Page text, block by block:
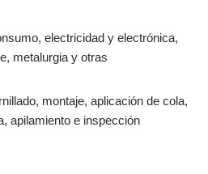
electricidad y electrónica,
metalurgia y otras
montaje, aplicación de cola,
apilamiento e inspección